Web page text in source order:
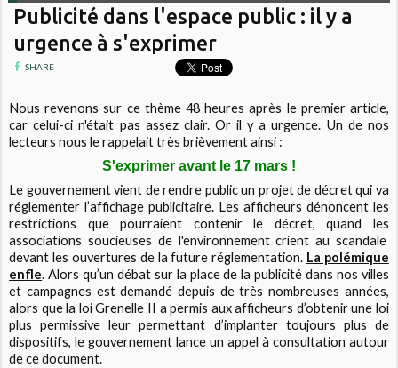
Publicité dans l'espace public : il y a
urgence à s'exprimer
SHARE
Nous revenons sur ce thème 48 heures après le premier article,
car celui-ci n'était pas assez clair. Or il y a urgence. Un de nos
lecteurs nous le rappelait très brièvement ainsi :
S'exprimer avant le 17 mars !
Le gouvernement vient de rendre public un projet de décret qui va
réglementer l’affichage publicitaire. Les afficheurs dénoncent les
restrictions que pourraient contenir le décret, quand les
associations soucieuses de l'environnement crient au scandale
devant les ouvertures de la future réglementation. La polémique
enfle. Alors qu’un débat sur la place de la publicité dans nos villes
et campagnes est demandé depuis de très nombreuses années,
alors que la loi Grenelle II a permis aux afficheurs d’obtenir une loi
plus permissive leur permettant d’implanter toujours plus de
dispositifs, le gouvernement lance un appel à consultation autour
de ce document.